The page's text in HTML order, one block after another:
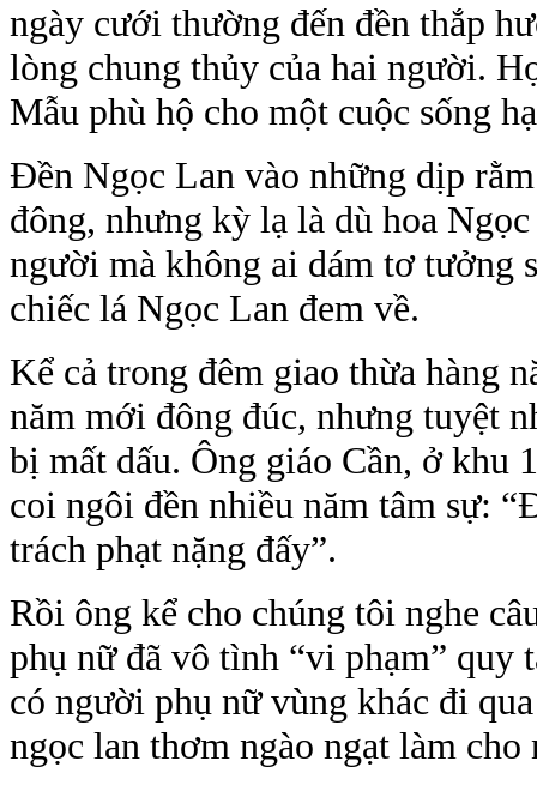
ngày cưới thường đến đền thắp
lòng chung thủy của hai người.
Mẫu phù hộ cho một cuộc sống
Đền Ngọc Lan vào những dịp
đông, nhưng kỳ lạ là dù hoa
người mà không ai dám tơ tưởng
chiếc lá Ngọc Lan đem về.
Kể cả trong đêm giao thừa hàng
năm mới đông đúc, nhưng tuyệt
bị mất dấu. Ông giáo Cần, ở khu
coi ngôi đền nhiều năm tâm sự:
trách phạt nặng đấy”.
Rồi ông kể cho chúng tôi nghe
phụ nữ đã vô tình “vi phạm” quy
có người phụ nữ vùng khác đi
ngọc lan thơm ngào ngạt làm cho